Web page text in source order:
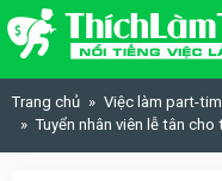
Skip to content
Trang chủ
Việc làm part-
Tuyển nhân viên lễ tân